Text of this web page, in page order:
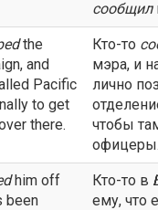
сообщил
the
and
Pacific
to get
there.
Кто-то
мэра, и
лично
чтобы
офицеры.
him off
been
Кто-то в
ему, что